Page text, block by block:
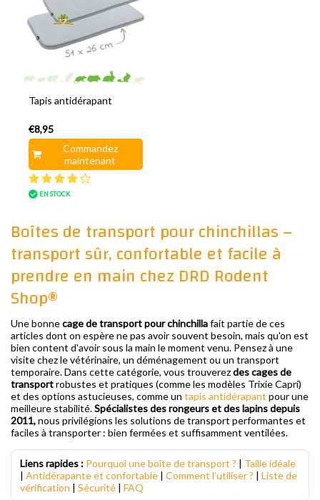
Tapis antidérapant
€8,95
Commandez
maintenant
EN STOCK
Boîtes de transport pour chinchillas –
transport sûr, confortable et facile à
prendre en main chez DRD Rodent
Shop®
Une bonnecage de transport pour chinchillafait partie de ces
articles dont on espère ne pas avoir souvent besoin, mais qu'on est
bien content d'avoir sous la main le moment venu. Pensez à une
visite chez le vétérinaire, un déménagement ou un transport
temporaire. Dans cette catégorie, vous trouverezdes cages de
transportrobustes et pratiques (comme les modèles Trixie Capri)
et des options astucieuses, comme un tapis antidérapant pour une
meilleure stabilité.Spécialistes des rongeurs et des lapins depuis
2011,nous privilégions les solutions de transport performantes et
faciles à transporter : bien fermées et suffisamment ventilées.
Liens rapides : Pourquoi une boîte de transport ? | Taille idéale
| Antidérapante et confortable | Comment l’utiliser ? | Liste de
vérification | Sécurité | FAQ